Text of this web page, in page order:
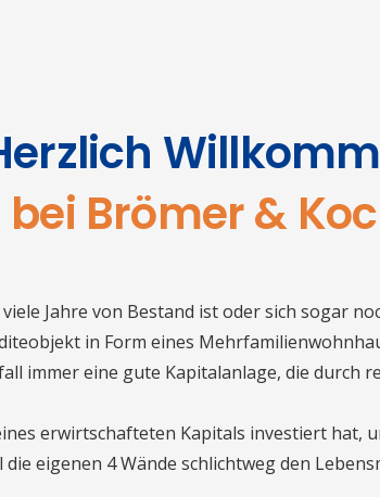
bei Brömer &
Jahre von Bestand ist oder sich sogar
in Form eines
immer eine gute Kapitalanlage, die durch
erwirtschafteten Kapitals investiert hat,
eigenen 4 Wände schlichtweg den